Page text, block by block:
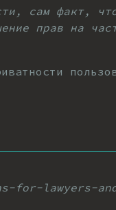
сам факт,
прав на
for-lawyers-